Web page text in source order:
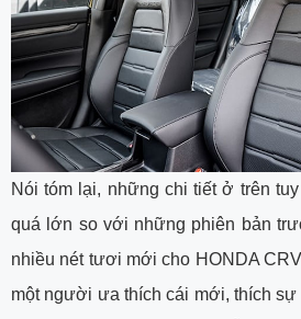
Nói tóm lại, những chi tiết ở trên
quá lớn so với những phiên bản
nhiều nét tươi mới cho HONDA
một người ưa thích cái mới, thích sự